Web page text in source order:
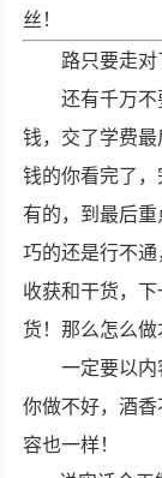
丝！
路只要走对
还有千万
钱，交了学费
钱的你看完了
有的，到最后
巧的还是行不
收获和干货，
货！那么怎么做
一定要以
你做不好，酒
容也一样！